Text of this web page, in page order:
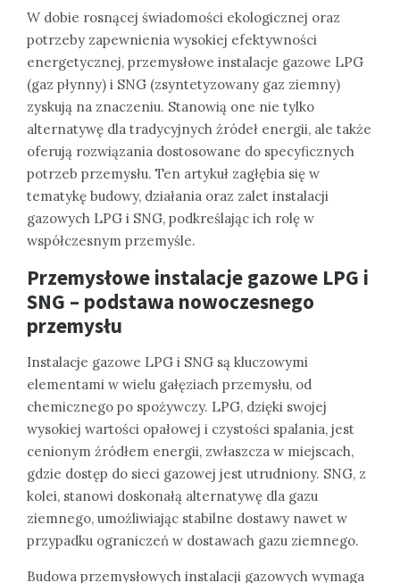
W dobie rosnącej świadomości ekologicznej oraz
potrzeby zapewnienia wysokiej efektywności
energetycznej, przemysłowe instalacje gazowe LPG
(gaz płynny) i SNG (zsyntetyzowany gaz ziemny)
zyskują na znaczeniu. Stanowią one nie tylko
alternatywę dla tradycyjnych źródeł energii, ale także
oferują rozwiązania dostosowane do specyficznych
potrzeb przemysłu. Ten artykuł zagłębia się w
tematykę budowy, działania oraz zalet instalacji
gazowych LPG i SNG, podkreślając ich rolę w
współczesnym przemyśle.
Przemysłowe instalacje gazowe LPG i
SNG – podstawa nowoczesnego
przemysłu
Instalacje gazowe LPG i SNG są kluczowymi
elementami w wielu gałęziach przemysłu, od
chemicznego po spożywczy. LPG, dzięki swojej
wysokiej wartości opałowej i czystości spalania, jest
cenionym źródłem energii, zwłaszcza w miejscach,
gdzie dostęp do sieci gazowej jest utrudniony. SNG, z
kolei, stanowi doskonałą alternatywę dla gazu
ziemnego, umożliwiając stabilne dostawy nawet w
przypadku ograniczeń w dostawach gazu ziemnego.
Budowa przemysłowych instalacji gazowych wymaga